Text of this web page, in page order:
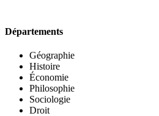
Départements
Géographie
Histoire
Économie
Philosophie
Sociologie
Droit